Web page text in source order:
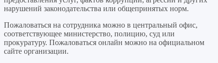
нарушений законодательства или общепринятых норм.
Пожаловаться на сотрудника можно в центральный офис,
соответствующее министерство, полицию, суд или
прокуратуру. Пожаловаться онлайн можно на официальном
сайте организации.